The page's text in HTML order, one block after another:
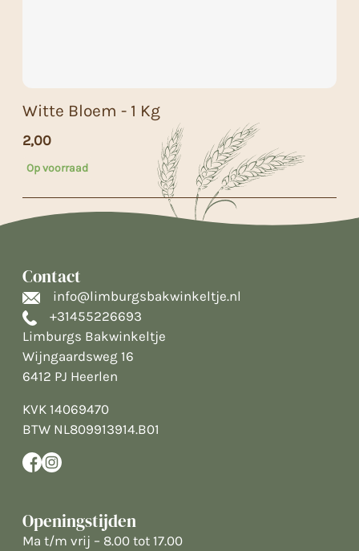
Witte Bloem - 1 Kg
2,00
Op voorraad
Contact
info@limburgsbakwinkeltje.nl
+31455226693
Limburgs Bakwinkeltje
Wijngaardsweg 16
6412 PJ Heerlen
KVK 14069470
BTW NL809913914.B01
Openingstijden
Ma t/m vrij – 8.00 tot 17.00